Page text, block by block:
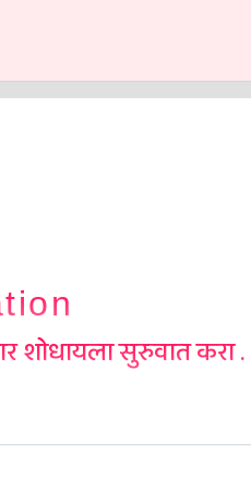
शोधायला सुरुवात करा .